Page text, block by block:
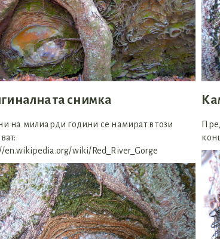
снимка
на милиарди години се намират в този
en.wikipedia.org/wiki/Red_River_Gorge